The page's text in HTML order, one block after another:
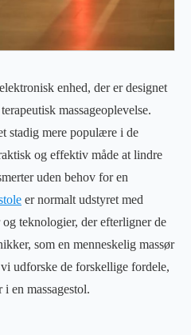
enhed, der er designet
massageoplevelse.
stadig mere populære i de
og effektiv måde at lindre
uden behov for en
er normalt udstyret med
teknologier, der efterligner de
som en menneskelig massør
udforske de forskellige fordele,
en massagestol.